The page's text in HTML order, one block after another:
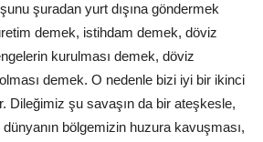
şuradan yurt dışına göndermek
demek, istihdam demek, döviz
kurulması demek, döviz
demek. O nedenle bizi iyi bir ikinci
Dileğimiz şu savaşın da bir ateşkesle,
dünyanın bölgemizin huzura kavuşması,